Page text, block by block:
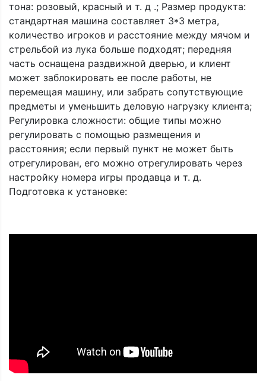
тона: розовый, красный и т. д .; Размер продукта:
стандартная машина составляет 3*3 метра,
количество игроков и расстояние между мячом и
стрельбой из лука больше подходят; передняя
часть оснащена раздвижной дверью, и клиент
может заблокировать ее после работы, не
перемещая машину, или забрать сопутствующие
предметы и уменьшить деловую нагрузку клиента;
Регулировка сложности: общие типы можно
регулировать с помощью размещения и
расстояния; если первый пункт не может быть
отрегулирован, его можно отрегулировать через
настройку номера игры продавца и т. д.
Подготовка к установке: